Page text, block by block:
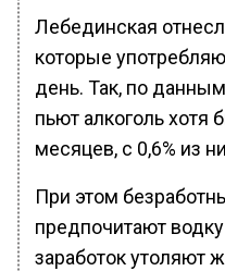
Лебединская
которые
день. Так, по
пьют алкоголь хотя
месяцев, с 0,6% из
При этом
предпочитают
заработок утоляют